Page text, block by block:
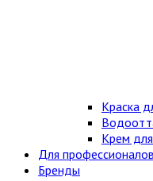
Краска
Крем
Для профессионалов
Бренды